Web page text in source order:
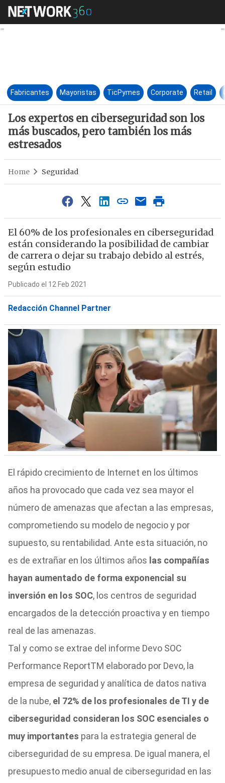
Los expertos en
Fabricantes Mayoristas TicPymes Corporate Retail
Los expertos en ciberseguridad son los
más buscados, pero también los más
estresados
Home Seguridad
El 60% de los profesionales en ciberseguridad
están considerando la posibilidad de cambiar
de carrera o dejar su trabajo debido al estrés,
según estudio
Publicado el 12 Feb 2021
Redacción Channel Partner
El rápido crecimiento de Internet en los últimos
años ha provocado que cada vez sea mayor el
número de amenazas que afectan a las empresas,
comprometiendo su modelo de negocio y por
supuesto, su rentabilidad. Ante esta situación, no
es de extrañar en los últimos años las compañías
hayan aumentado de forma exponencial su
inversión en los SOC, los centros de seguridad
encargados de la detección proactiva y en tiempo
real de las amenazas.
Tal y como se extrae del informe Devo SOC
Performance ReportTM elaborado por Devo, la
empresa de seguridad y analítica de datos nativa
de la nube, el 72% de los profesionales de TI y de
ciberseguridad consideran los SOC esenciales o
muy importantes para la estrategia general de
ciberseguridad de su empresa. De igual manera, el
presupuesto medio anual de ciberseguridad en las